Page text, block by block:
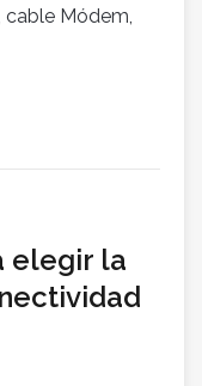
Módem,
elegir la